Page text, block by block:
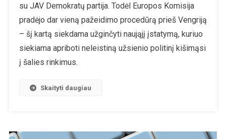
Apsaugos
Įstatymo
su JAV Demokratų partija. Todėl Europos Komisija
pradėjo dar vieną pažeidimo procedūrą prieš Vengriją
– šį kartą siekdama užginčyti naująjį įstatymą, kuriuo
siekiama apriboti neleistiną užsienio politinį kišimąsi
į šalies rinkimus.
Skaityti daugiau